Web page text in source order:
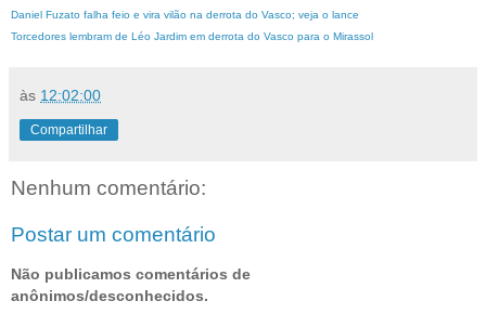
Daniel Fuzato falha feio e vira vilão na derrota do Vasco; veja o lance
Torcedores lembram de Léo Jardim em derrota do Vasco para o Mirassol
às 12:02:00
Compartilhar
Nenhum comentário:
Postar um comentário
Não publicamos comentários de
anônimos/desconhecidos.